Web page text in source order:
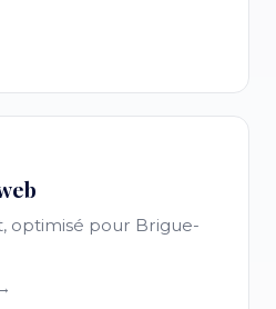
optimisé pour Brigue-